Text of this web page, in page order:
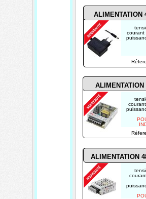
Mis à jour le
07/08/2026
Créé par
TECHTRONIK
ALIMENTATION
ALIMENTATION
courant